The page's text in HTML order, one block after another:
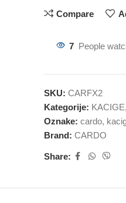
Compare
7 People
SKU: CARFX2
Kategorije: KACIGE,
Oznake: cardo,
Brand: CARDO
Share: